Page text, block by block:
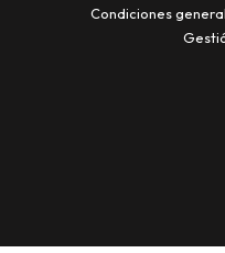
Condiciones